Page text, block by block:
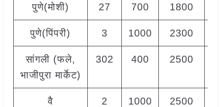
पुणे(मोशी) 27 700 1800
पुणे(पिंपरी) 3 1000 2300
सांगली (फले,
भाजीपुरा मार्केट)
302 400 2500
वै 2 1000 2500